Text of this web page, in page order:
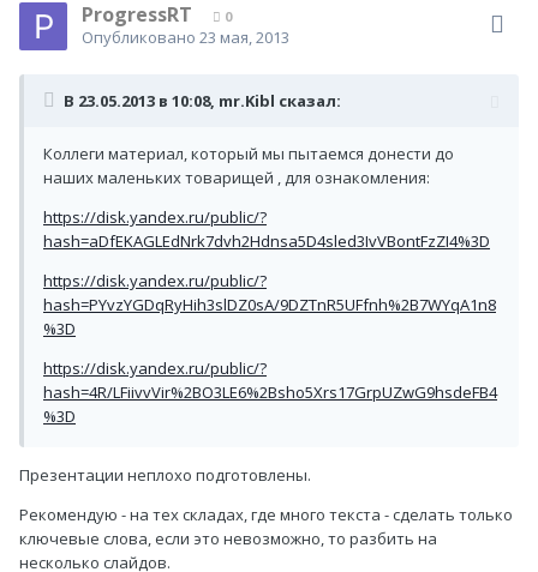
ProgressRT 0
Опубликовано 23 мая, 2013
В 23.05.2013 в 10:08, mr.Kibl сказал:
Коллеги материал, который мы пытаемся донести до
наших маленьких товарищей , для ознакомления:
https://disk.yandex.ru/public/?
hash=aDfEKAGLEdNrk7dvh2Hdnsa5D4sled3IvVBontFzZI4%3D
https://disk.yandex.ru/public/?
hash=PYvzYGDqRyHih3slDZ0sA/9DZTnR5UFfnh%2B7WYqA1n8
%3D
https://disk.yandex.ru/public/?
hash=4R/LFiivvVir%2BO3LE6%2Bsho5Xrs17GrpUZwG9hsdeFB4
%3D
Презентации неплохо подготовлены.
Рекомендую - на тех складах, где много текста - сделать только
ключевые слова, если это невозможно, то разбить на
несколько слайдов.